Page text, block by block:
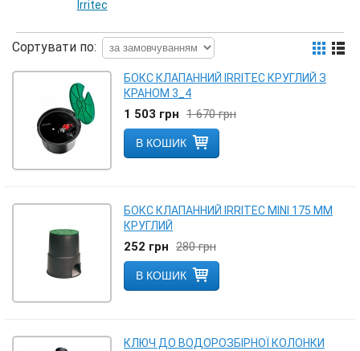
Irritec
Сортувати по:
БОКС КЛАПАННИЙ IRRITEC КРУГЛИЙ З
КРАНОМ 3_4
1 503 грн 1 670 грн
В КОШИК
БОКС КЛАПАННИЙ IRRITEC MINI 175 ММ
КРУГЛИЙ
252 грн 280 грн
В КОШИК
КЛЮЧ ДО ВОДОРОЗБІРНОЇ КОЛОНКИ